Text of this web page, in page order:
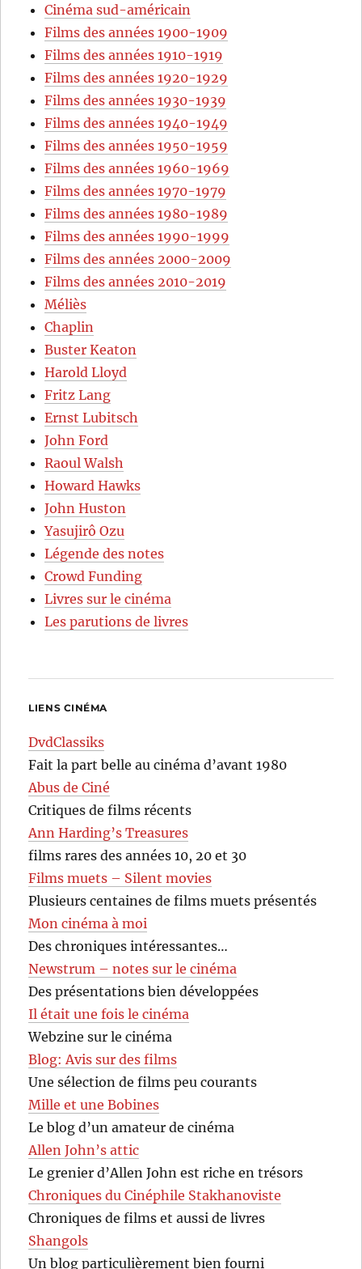
Cinéma sud-américain
Films des années 1900-1909
Films des années 1910-1919
Films des années 1920-1929
Films des années 1930-1939
Films des années 1940-1949
Films des années 1950-1959
Films des années 1960-1969
Films des années 1970-1979
Films des années 1980-1989
Films des années 1990-1999
Films des années 2000-2009
Films des années 2010-2019
Méliès
Chaplin
Buster Keaton
Harold Lloyd
Fritz Lang
Ernst Lubitsch
John Ford
Raoul Walsh
Howard Hawks
John Huston
Yasujirô Ozu
Légende des notes
Crowd Funding
Livres sur le cinéma
Les parutions de livres
LIENS CINÉMA
DvdClassiks
Fait la part belle au cinéma d’avant 1980
Abus de Ciné
Critiques de films récents
Ann Harding’s Treasures
films rares des années 10, 20 et 30
Films muets – Silent movies
Plusieurs centaines de films muets présentés
Mon cinéma à moi
Des chroniques intéressantes…
Newstrum – notes sur le cinéma
Des présentations bien développées
Il était une fois le cinéma
Webzine sur le cinéma
Blog: Avis sur des films
Une sélection de films peu courants
Mille et une Bobines
Le blog d’un amateur de cinéma
Allen John’s attic
Le grenier d’Allen John est riche en trésors
Chroniques du Cinéphile Stakhanoviste
Chroniques de films et aussi de livres
Shangols
Un blog particulièrement bien fourni